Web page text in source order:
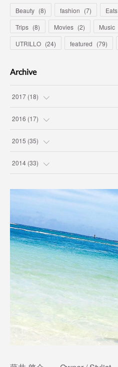
Beauty (8) fashion (7) Eats
Trips (8) Movies (2) Music
UTRILLO (24) featured (79)
Archive
2017 (18)
(7
(3
(7
2016 (17)
(1
(12 )
(1
2015 (35)
(2
(1)
(2)
( 3)
13
2014 (33)
(1)
(3)
(13